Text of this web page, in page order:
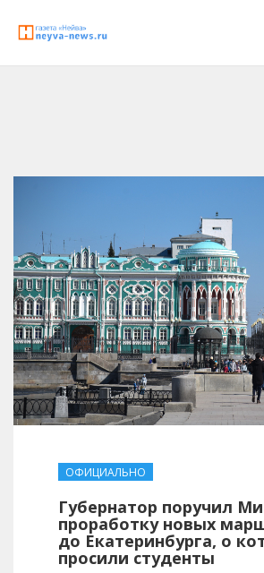
ОФИЦИАЛЬНО
Губернатор поручил
проработку новых
до Екатеринбурга, о
просили студенты